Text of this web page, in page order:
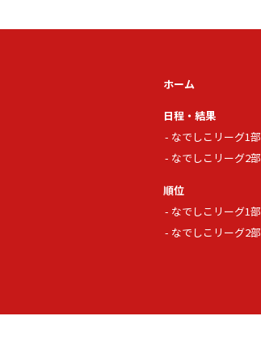
ホーム
日程・結果
なでしこリーグ1部
なでしこリーグ2部
順位
なでしこリーグ1部
なでしこリーグ2部